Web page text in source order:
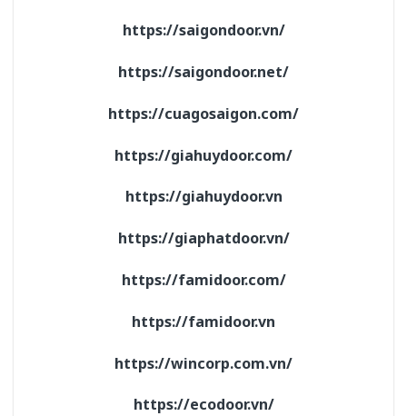
https://saigondoor.vn/
https://saigondoor.net/
https://cuagosaigon.com/
https://giahuydoor.com/
https://giahuydoor.vn
https://giaphatdoor.vn/
https://famidoor.com/
https://famidoor.vn
https://wincorp.com.vn/
https://ecodoor.vn/